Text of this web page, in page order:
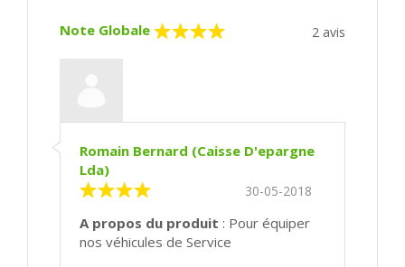
Note Globale 2 avis
Romain Bernard (Caisse D'epargne
Lda)
30-05-2018
A propos du produit : Pour équiper
nos véhicules de Service